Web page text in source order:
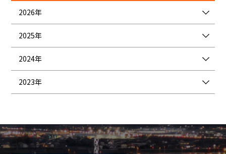
2026年
2025年
2024年
2023年